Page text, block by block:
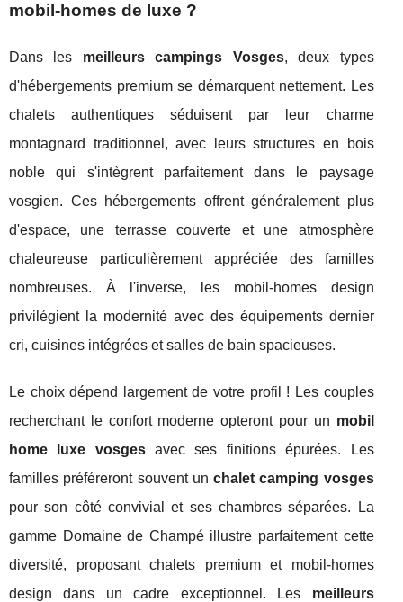
mobil-homes de luxe ?
Dans les meilleurs campings Vosges, deux types
d'hébergements premium se démarquent nettement. Les
chalets authentiques séduisent par leur charme
montagnard traditionnel, avec leurs structures en bois
noble qui s'intègrent parfaitement dans le paysage
vosgien. Ces hébergements offrent généralement plus
d'espace, une terrasse couverte et une atmosphère
chaleureuse particulièrement appréciée des familles
nombreuses. À l'inverse, les mobil-homes design
privilégient la modernité avec des équipements dernier
cri, cuisines intégrées et salles de bain spacieuses.
Le choix dépend largement de votre profil ! Les couples
recherchant le confort moderne opteront pour un mobil
home luxe vosgesavec ses finitions épurées. Les
familles préféreront souvent unchalet camping vosges
pour son côté convivial et ses chambres séparées. La
gamme Domaine de Champé illustre parfaitement cette
diversité, proposant chalets premium et mobil-homes
design dans un cadre exceptionnel. Les meilleurs